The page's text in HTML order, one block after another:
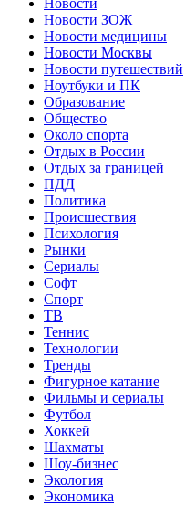
Новости ЗОЖ
Новости медицины
Новости Москвы
Новости путешествий
Ноутбуки и ПК
Образование
Общество
Около спорта
Отдых в России
Отдых за границей
ПДД
Политика
Происшествия
Психология
Рынки
Сериалы
Софт
Спорт
ТВ
Теннис
Технологии
Тренды
Фигурное катание
Фильмы и сериалы
Футбол
Хоккей
Шахматы
Шоу-бизнес
Экология
Экономика